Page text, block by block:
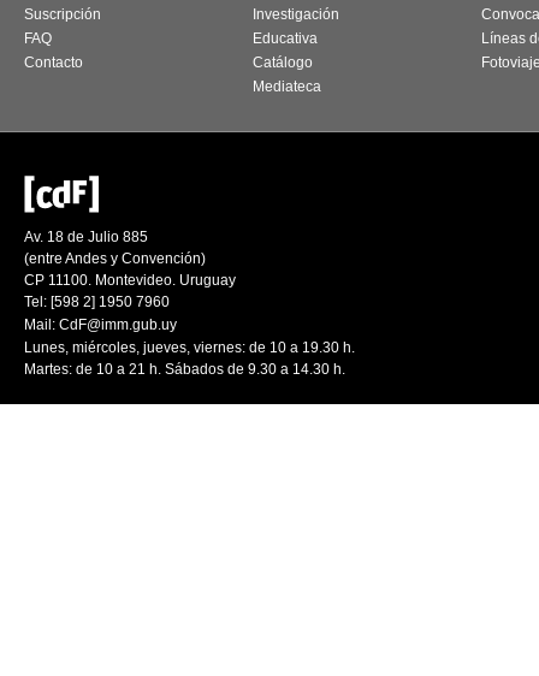
Suscripción
FAQ
Contacto
Investigación
Educativa
Catálogo
Mediateca
Líneas
Av. 18 de Julio 885
(entre Andes y Convención)
CP 11100. Montevideo. Uruguay
Tel: [598 2] 1950 7960
Mail: CdF@imm.gub.uy
Lunes, miércoles, jueves, viernes: de 10 a 19.30 h.
Martes: de 10 a 21 h. Sábados de 9.30 a 14.30 h.